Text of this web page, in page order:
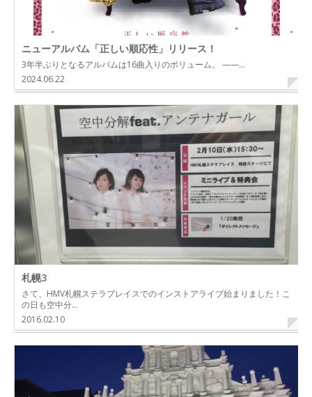
ニューアルバム「正しい順応性」リリース！
3年半ぶりとなるアルバムは16曲入りのボリューム。 ——…
2024.06.22
札幌3
さて、HMV札幌ステラプレイスでのインストアライブ始まりました！こ
の日も空中分…
2016.02.10